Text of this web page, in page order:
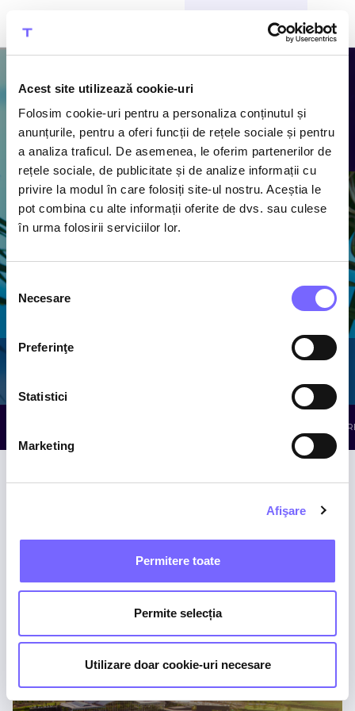
Acest site utilizează cookie-uri
Folosim cookie-uri pentru a personaliza conținutul și
anunțurile, pentru a oferi funcții de rețele sociale și pentru
a analiza traficul. De asemenea, le oferim partenerilor de
rețele sociale, de publicitate și de analize informații cu
privire la modul în care folosiți site-ul nostru. Aceștia le
pot combina cu alte informații oferite de dvs. sau culese
în urma folosirii serviciilor lor.
Selecția
consimțământului
Necesare
Preferinţe
Statistici
Marketing
Afişare
Permitere toate
Permite selecția
Utilizare doar cookie-uri necesare
CUMPĂRĂ BILETE
Atracțiile
Therme
Descoperă piscine cu
apă termală caldă,
Piscine cu Minerale
THE PALM